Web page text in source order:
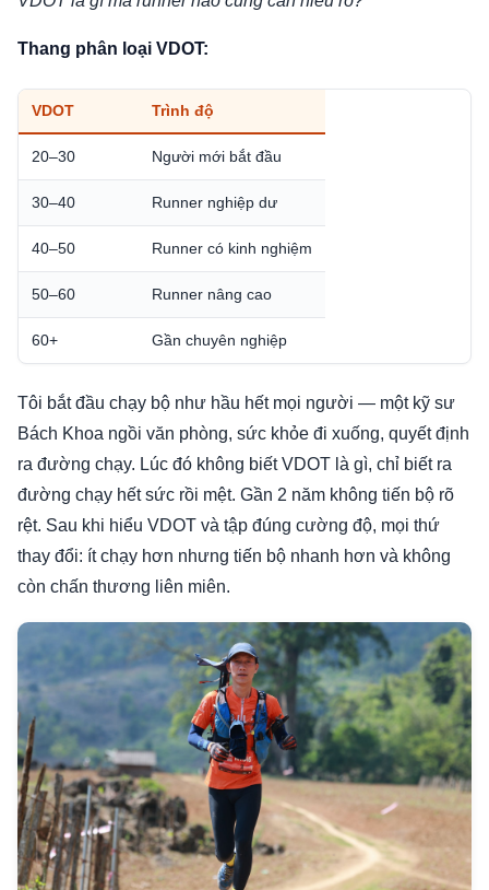
Thang phân loại VDOT:
VDOT Trình độ
20–30 Người mới bắt đầu
30–40 Runner nghiệp dư
40–50 Runner có kinh nghiệm
50–60 Runner nâng cao
60+ Gần chuyên nghiệp
Tôi bắt đầu chạy bộ như hầu hết mọi người — một kỹ sư
Bách Khoa ngồi văn phòng, sức khỏe đi xuống, quyết định
ra đường chạy. Lúc đó không biết VDOT là gì, chỉ biết ra
đường chạy hết sức rồi mệt. Gần 2 năm không tiến bộ rõ
rệt. Sau khi hiểu VDOT và tập đúng cường độ, mọi thứ
thay đổi: ít chạy hơn nhưng tiến bộ nhanh hơn và không
còn chấn thương liên miên.